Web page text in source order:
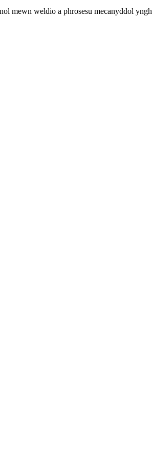
weldio a phrosesu mecanyddol